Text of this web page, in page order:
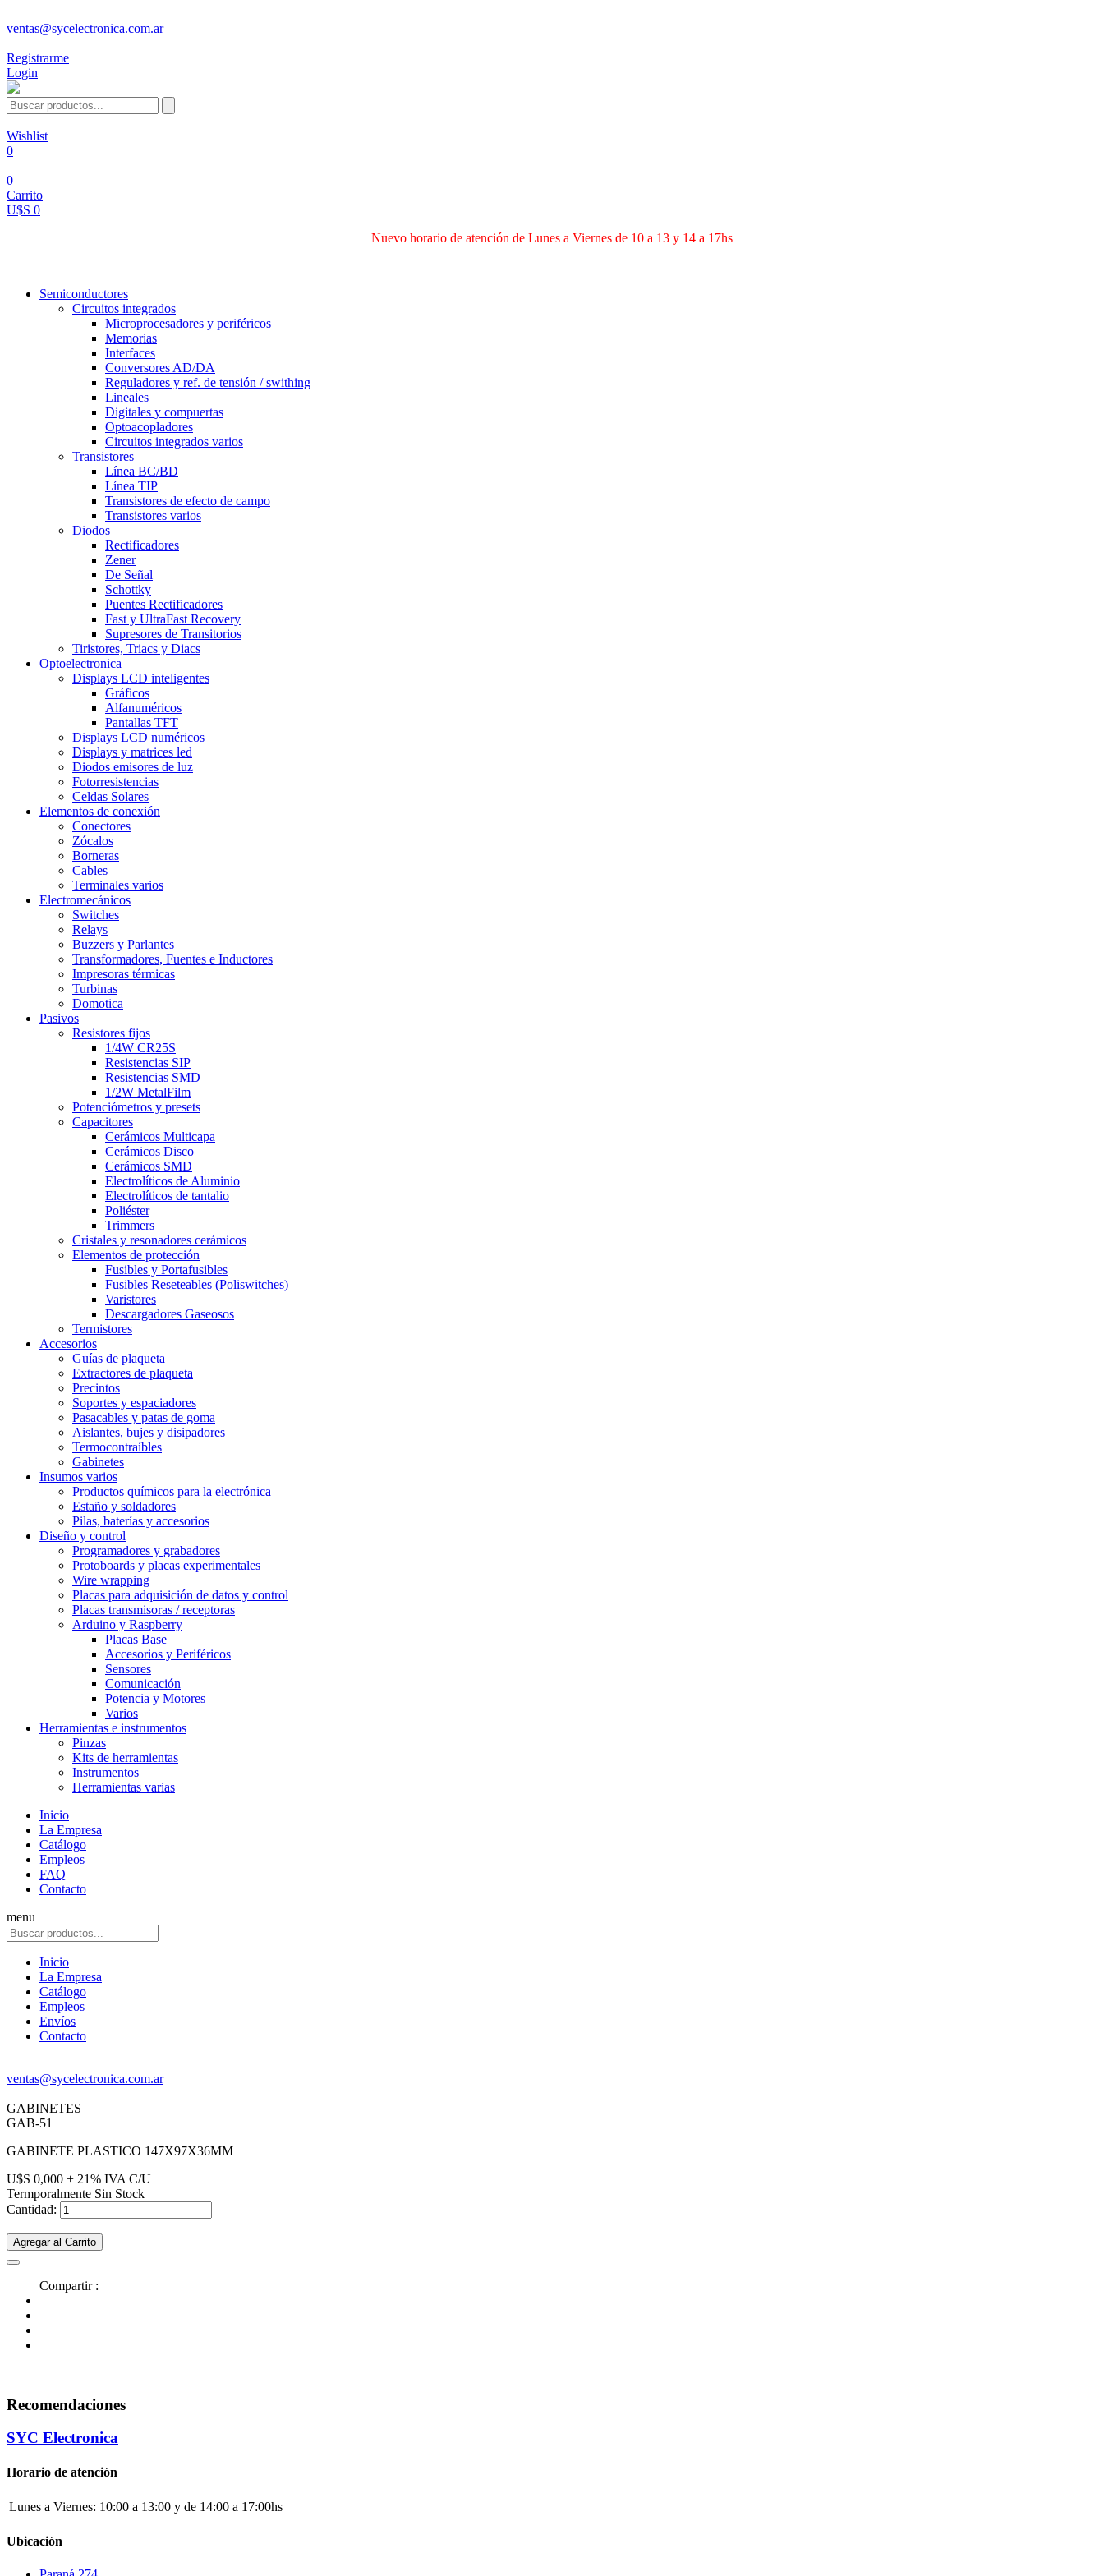
ventas@sycelectronica.com.ar
Registrarme
Login
Wishlist
0
0
Carrito
U$S 0
Nuevo horario de atención de Lunes a Viernes de 10 a 13 y 14 a 17hs
Semiconductores
Circuitos integrados
Microprocesadores y periféricos
Memorias
Interfaces
Conversores AD/DA
Reguladores y ref. de tensión / swithing
Lineales
Digitales y compuertas
Optoacopladores
Circuitos integrados varios
Transistores
Línea BC/BD
Línea TIP
Transistores de efecto de campo
Transistores varios
Diodos
Rectificadores
Zener
De Señal
Schottky
Puentes Rectificadores
Fast y UltraFast Recovery
Supresores de Transitorios
Tiristores, Triacs y Diacs
Optoelectronica
Displays LCD inteligentes
Gráficos
Alfanuméricos
Pantallas TFT
Displays LCD numéricos
Displays y matrices led
Diodos emisores de luz
Fotorresistencias
Celdas Solares
Elementos de conexión
Conectores
Zócalos
Borneras
Cables
Terminales varios
Electromecánicos
Switches
Relays
Buzzers y Parlantes
Transformadores, Fuentes e Inductores
Impresoras térmicas
Turbinas
Domotica
Pasivos
Resistores fijos
1/4W CR25S
Resistencias SIP
Resistencias SMD
1/2W MetalFilm
Potenciómetros y presets
Capacitores
Cerámicos Multicapa
Cerámicos Disco
Cerámicos SMD
Electrolíticos de Aluminio
Electrolíticos de tantalio
Poliéster
Trimmers
Cristales y resonadores cerámicos
Elementos de protección
Fusibles y Portafusibles
Fusibles Reseteables (Poliswitches)
Varistores
Descargadores Gaseosos
Termistores
Accesorios
Guías de plaqueta
Extractores de plaqueta
Precintos
Soportes y espaciadores
Pasacables y patas de goma
Aislantes, bujes y disipadores
Termocontraíbles
Gabinetes
Insumos varios
Productos químicos para la electrónica
Estaño y soldadores
Pilas, baterías y accesorios
Diseño y control
Programadores y grabadores
Protoboards y placas experimentales
Wire wrapping
Placas para adquisición de datos y control
Placas transmisoras / receptoras
Arduino y Raspberry
Placas Base
Accesorios y Periféricos
Sensores
Comunicación
Potencia y Motores
Varios
Herramientas e instrumentos
Pinzas
Kits de herramientas
Instrumentos
Herramientas varias
Inicio
La Empresa
Catálogo
Empleos
FAQ
Contacto
menu
Inicio
La Empresa
Catálogo
Empleos
Envíos
Contacto
ventas@sycelectronica.com.ar
GABINETES
GAB-51
GABINETE PLASTICO 147X97X36MM
U$S 0,000 + 21% IVA C/U
Termporalmente Sin Stock
Cantidad:
Agregar al Carrito
Compartir :
Recomendaciones
SYC Electronica
Horario de atención
Lunes a Viernes: 10:00 a 13:00 y de 14:00 a 17:00hs
Ubicación